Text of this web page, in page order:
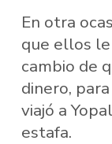
En otra
que ellos
cambio de
dinero,
viajó a
estafa.